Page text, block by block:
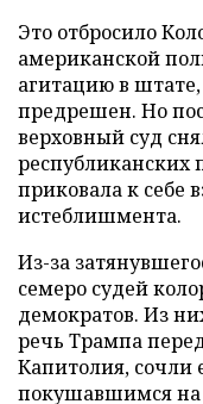
Это отбросило
американской
агитацию в
предрешен. Но
верховный суд
республиканских
приковала к себе
истеблишмента.
Из-за
семеро судей
демократов. Из
речь Трампа
Капитолия, сочли
покушавшимся на